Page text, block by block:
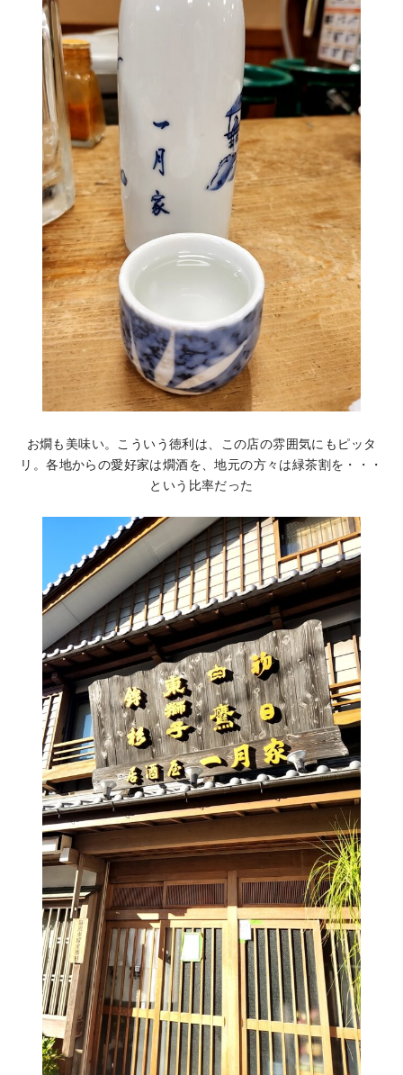
お燗も美味い。こういう徳利は、この店の雰囲気にもピッタ
リ。各地からの愛好家は燗酒を、地元の方々は緑茶割を・・・
という比率だった